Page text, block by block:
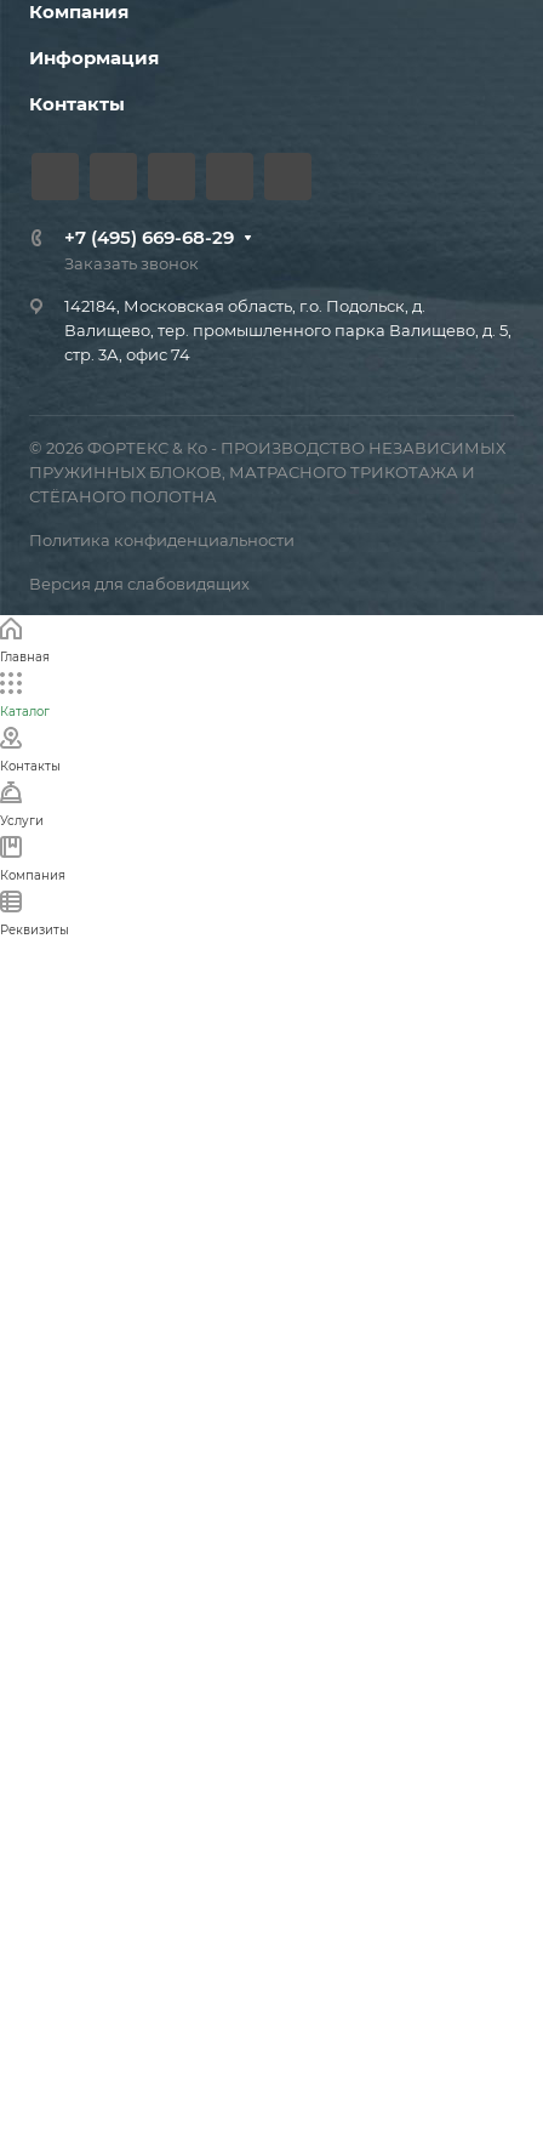
Компания
Информация
Контакты
+7 (495) 669-68-29
Заказать звонок
142184, Московская область, г.о. Подольск, д.
Валищево, тер. промышленного парка Валищево, д. 5,
стр. 3А, офис 74
© 2026 ФОРТЕКС & Ко - ПРОИЗВОДСТВО НЕЗАВИСИМЫХ
ПРУЖИННЫХ БЛОКОВ, МАТРАСНОГО ТРИКОТАЖА И
СТЁГАНОГО ПОЛОТНА
Политика конфиденциальности
Версия для слабовидящих
Главная
Каталог
Контакты
Услуги
Компания
Реквизиты